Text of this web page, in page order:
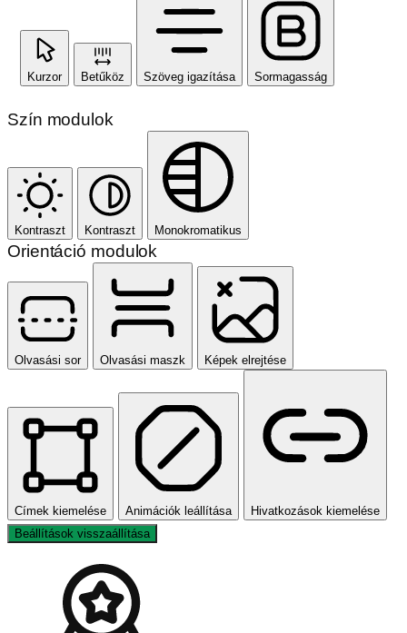
Kurzor Betűköz Szöveg igazítása Sormagasság
Szín modulok
Kontraszt Kontraszt Monokromatikus
Orientáció modulok
Olvasási sor Olvasási maszk Képek elrejtése
Címek kiemelése Animációk leállítása
Hivatkozások kiemelése
Beállítások visszaállítása